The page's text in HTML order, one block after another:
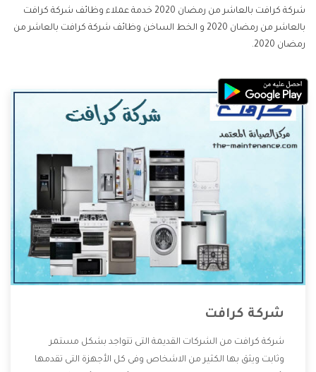
شركة كرافت بالعاشر من رمضان 2020 خدمة عملاء وظائف شركة كرافت
بالعاشر من رمضان 2020 و الخط الساخن وظائف شركة كرافت بالعاشر من
رمضان 2020.
شركة كرافت
شركة كرافت من الشركات القديمة التى تتواجد بشكل مستمر
وثابت ويثق بها الكثير من الاشخاص وفى كل الأجهزة التى تقدمها